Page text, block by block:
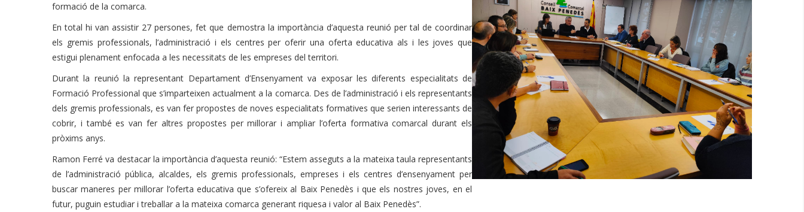
formació de la comarca.
En total hi van assistir 27 persones, fet que demostra la importància d’aquesta reunió per tal de coordinar
els gremis professionals, l’administració i els centres per oferir una oferta educativa als i les joves que
estigui plenament enfocada a les necessitats de les empreses del territori.
Durant la reunió la representant Departament d’Ensenyament va exposar les diferents especialitats de
Formació Professional que s’imparteixen actualment a la comarca. Des de l’administració i els representants
dels gremis professionals, es van fer propostes de noves especialitats formatives que serien interessants de
cobrir, i també es van fer altres propostes per millorar i ampliar l’oferta formativa comarcal durant els
pròxims anys.
Ramon Ferré va destacar la importància d’aquesta reunió: “Estem asseguts a la mateixa taula representants
de l’administració pública, alcaldes, els gremis professionals, empreses i els centres d’ensenyament per
buscar maneres per millorar l’oferta educativa que s’ofereix al Baix Penedès i que els nostres joves, en el
futur, puguin estudiar i treballar a la mateixa comarca generant riquesa i valor al Baix Penedès”.